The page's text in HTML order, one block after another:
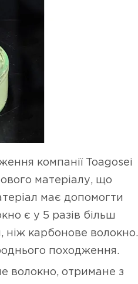
компанії Toagosei
матеріалу, що
має допомогти
є у 5 разів більш
ніж карбонове волокно.
походження.
волокно, отримане з